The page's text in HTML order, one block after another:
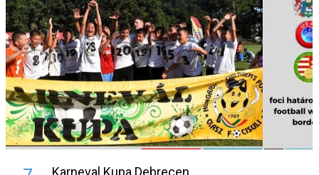
Karneval Kupa Debrecen